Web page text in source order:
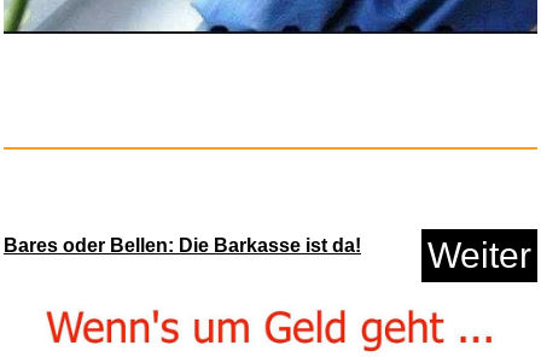
Anzeige
Bares oder Bellen: Die Barkasse ist da! Weiter